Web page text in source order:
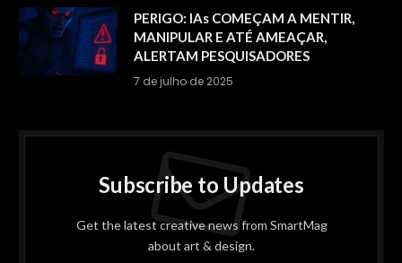
PERIGO: IAs COMEÇAM A MENTIR,
MANIPULAR E ATÉ AMEAÇAR,
ALERTAM PESQUISADORES
7 de julho de 2025
Subscribe to Updates
Get the latest creative news from SmartMag
about art & design.